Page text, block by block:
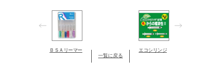
ＢＳＡリーマー
一覧に戻る
エコシリンジ